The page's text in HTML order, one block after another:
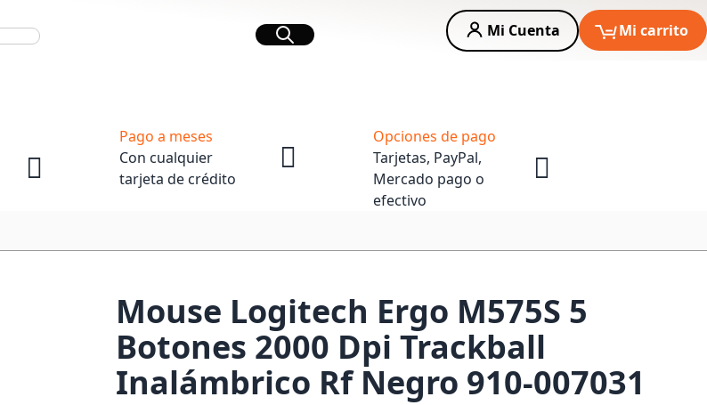
Buscar
Mi Cuenta Mi carrito
Pago a meses
Con cualquier
tarjeta de crédito
Opciones de pago
Tarjetas, PayPal,
Mercado pago o
efectivo
Mouse Logitech Ergo M575S 5
Botones 2000 Dpi Trackball
Inalámbrico Rf Negro 910-007031